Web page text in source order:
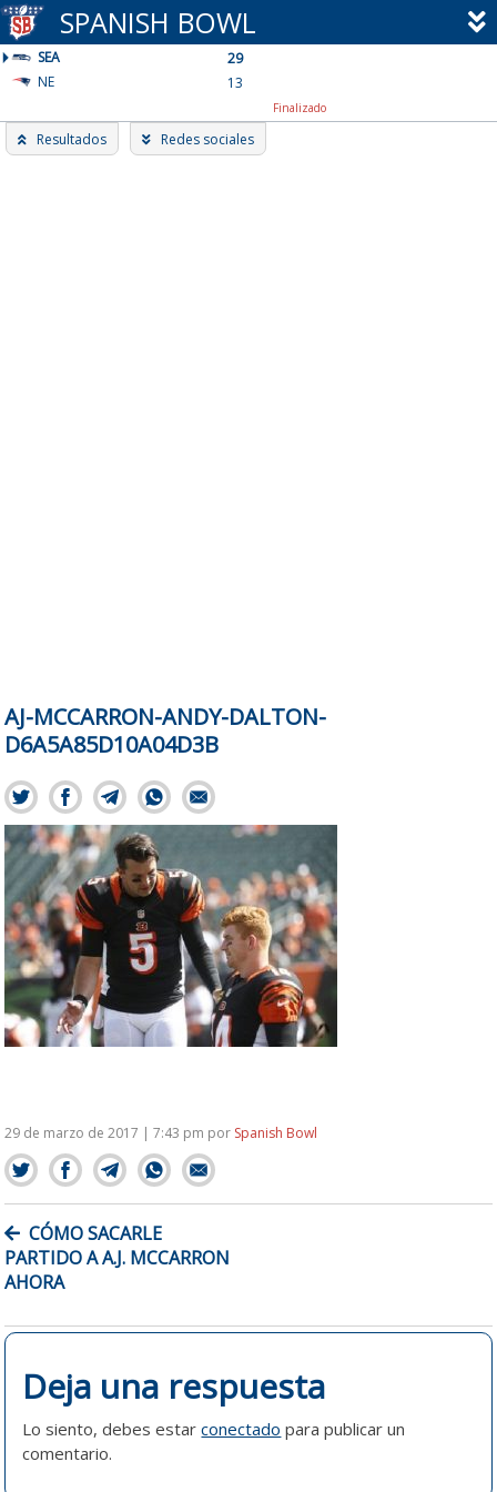
Skip
to
content
SPANISH BOWL
SEA
29
NE
13
Finalizado
Resultados Redes sociales
AJ-MCCARRON-ANDY-DALTON-
D6A5A85D10A04D3B
29 de marzo de 2017 | 7:43 pm por Spanish Bowl
NAVEGACIÓN
DE
ENTRADAS
CÓMO SACARLE
PARTIDO A A.J. MCCARRON
AHORA
Deja una respuesta
Lo siento, debes estarconectado para publicar un
comentario.